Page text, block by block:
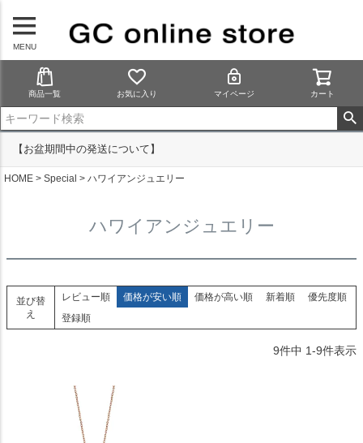
MENU
商品一覧 お気に入り マイページ カート
【お盆期間中の発送について】
HOME Special ハワイアンジュエリー
ハワイアンジュエリー
並び替
え
レビュー順 価格が安い順 価格が高い順 新着順
優先度順
登録順
9件中 1-9件表示